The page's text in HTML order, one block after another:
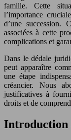
famille. Cette
l’importance
d’une succession.
associées à cette
complications et
Dans le dédale
peut apparaître
une étape
créancier. Nous
justificatives à
droits et de
Introduction